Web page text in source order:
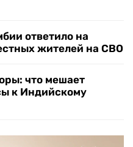
ответило на
жителей на СВО
что мешает
к Индийскому